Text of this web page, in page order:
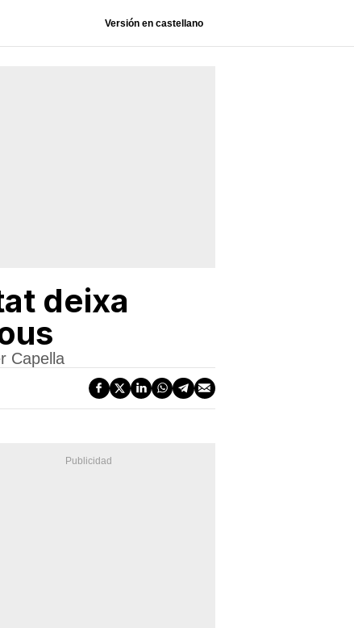
Versión en castellano
deixa
Capella